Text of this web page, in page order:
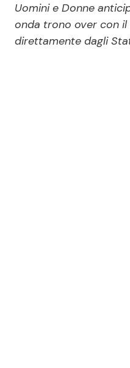
Politica
Uomini e Donne
onda trono over con il
direttamente dagli